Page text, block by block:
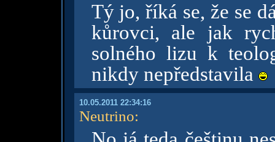
Tý jo, říká se, že se
kůrovci, ale jak
solného lizu k
nikdy nepředstavila
10.05.2011 22:34:16
Neutrino: